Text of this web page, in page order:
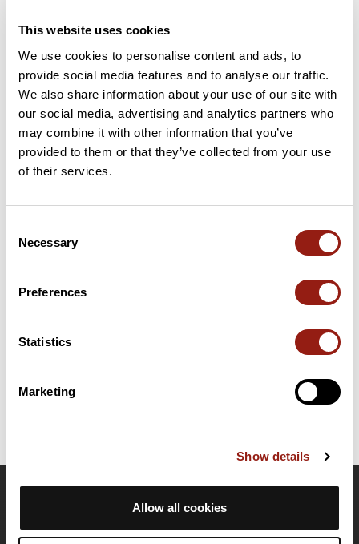
This website uses cookies
We use cookies to personalise content and ads, to
provide social media features and to analyse our traffic.
We also share information about your use of our site with
our social media, advertising and analytics partners who
may combine it with other information that you’ve
provided to them or that they’ve collected from your use
of their services.
Selection
Necessary
Preferences
Statistics
Marketing
Show details
Allow all cookies
Avis des utilisateurs
Soyez le premier à ajouter un avis !
Ajouter un avis
Résumé
Découvrez ce parcours de vélo de 98,8 km à proximité de
800m. Prévoyez environ 4 heures et 26 minutes pour réaliser
Equipe